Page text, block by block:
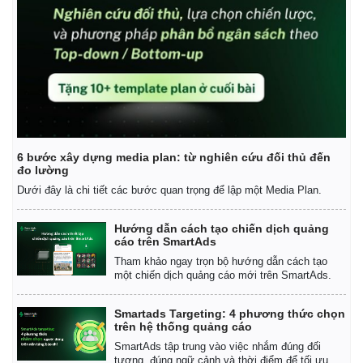
6 bước xây dựng media plan: từ nghiên cứu đối thủ đến
đo lường
Dưới đây là chi tiết các bước quan trọng để lập một Media Plan.
Hướng dẫn cách tạo chiến dịch quảng
cáo trên SmartAds
Tham khảo ngay trọn bộ hướng dẫn cách tạo
một chiến dịch quảng cáo mới trên SmartAds.
Smartads Targeting: 4 phương thức chọn
trên hệ thống quảng cáo
SmartAds tập trung vào việc nhắm đúng đối
tượng, đúng ngữ cảnh và thời điểm để tối ưu.